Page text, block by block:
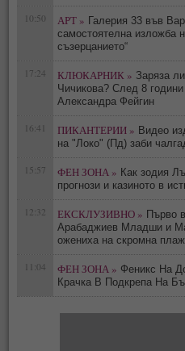
10:50 АРТ » Галерия 33 във
самостоятелна изложба
съзерцанието“
17:24 КЛЮКАРНИК » Заряза
Чичикова? След 8
Александра Фейгин
16:41 ПИКАНТЕРИИ » Видео
на "Локо" (Пд) заби
15:57 ФЕН ЗОНА » Как зодия
прогнози и казиното в
12:32 ЕКСКЛУЗИВНО » Първо
Арабаджиев Младши и
oжениха на скромна
11:04 ФЕН ЗОНА » Феникс На
Крачка В Подкрепа На